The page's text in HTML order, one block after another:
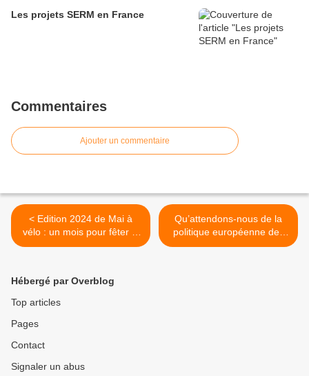
Les projets SERM en France
Commentaires
Ajouter un commentaire
< Edition 2024 de Mai à
vélo : un mois pour fêter le
vélo
Qu’attendons-nous de la
politique européenne des
transports ? >
Hébergé par Overblog
Top articles
Pages
Contact
Signaler un abus